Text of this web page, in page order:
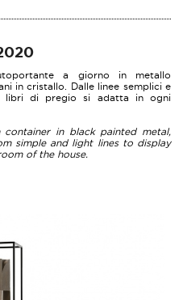
a giorno in metallo
in cristallo. Dalle linee semplici e
libri di pregio si adatta in ogni
in black painted metal,
simple and light lines to display
of the house.